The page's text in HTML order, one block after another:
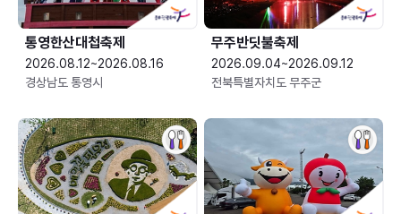
통영한산대첩축제
2026.08.12~2026.08.16
경상남도 통영시
무주반딧불축제
2026.09.04~2026.09.12
전북특별자치도 무주군